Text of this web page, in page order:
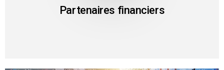
Partenaires financiers